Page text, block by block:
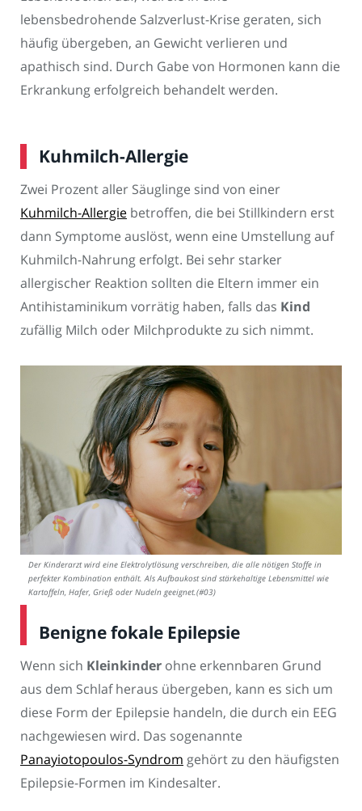
lebensbedrohende Salzverlust-Krise geraten, sich
häufig übergeben, an Gewicht verlieren und
apathisch sind. Durch Gabe von Hormonen kann die
Erkrankung erfolgreich behandelt werden.
Kuhmilch-Allergie
Zwei Prozent aller Säuglinge sind von einer
Kuhmilch-Allergie betroffen, die bei Stillkindern erst
dann Symptome auslöst, wenn eine Umstellung auf
Kuhmilch-Nahrung erfolgt. Bei sehr starker
allergischer Reaktion sollten die Eltern immer ein
Antihistaminikum vorrätig haben, falls das Kind
zufällig Milch oder Milchprodukte zu sich nimmt.
Der Kinderarzt wird eine Elektrolytlösung verschreiben, die alle nötigen Stoffe in
perfekter Kombination enthält. Als Aufbaukost sind stärkehaltige Lebensmittel wie
Kartoffeln, Hafer, Grieß oder Nudeln geeignet.(#03)
Benigne fokale Epilepsie
Wenn sich Kleinkinder ohne erkennbaren Grund
aus dem Schlaf heraus übergeben, kann es sich um
diese Form der Epilepsie handeln, die durch ein EEG
nachgewiesen wird. Das sogenannte
Panayiotopoulos-Syndrom gehört zu den häufigsten
Epilepsie-Formen im Kindesalter.